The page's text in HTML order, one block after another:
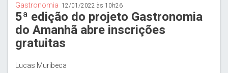
Gastronomia 12/01/2022 às 10h26
5ª edição do projeto Gastronomia
do Amanhã abre inscrições
gratuitas
Lucas Muribeca